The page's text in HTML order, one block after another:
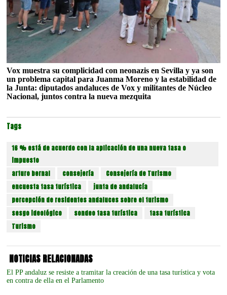
Vox muestra su complicidad con neonazis en Sevilla y ya son
un problema capital para Juanma Moreno y la estabilidad de
la Junta: diputados andaluces de Vox y militantes de Núcleo
Nacional, juntos contra la nueva mezquita
Tags
16 % está de acuerdo con la aplicación de una nueva tasa o
impuesto
arturo bernal
consejería
Consejería de Turismo
encuesta tasa turística
junta de andalucía
percepción de residentes andaluces sobre el turismo
sesgo ideológico
sondeo tasa turística
tasa turística
Turismo
NOTICIAS RELACIONADAS
El PP andaluz se resiste a tramitar la creación de una tasa turística y vota
en contra de ella en el Parlamento